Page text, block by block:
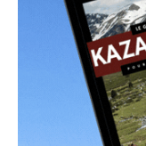
Je peux vous
mesure, ou
optimisés,